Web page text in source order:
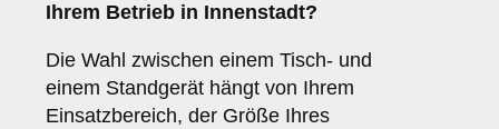
Ihrem Betrieb in Innenstadt?
Die Wahl zwischen einem Tisch- und
einem Standgerät hängt von Ihrem
Einsatzbereich, der Größe Ihres